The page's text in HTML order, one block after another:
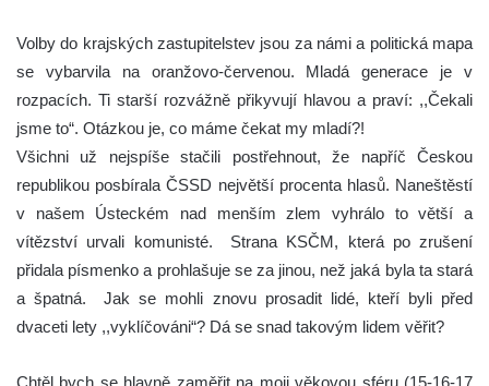
Volby do krajských zastupitelstev jsou za námi a politická mapa
se vybarvila na oranžovo-červenou. Mladá generace je v
rozpacích. Ti starší rozvážně přikyvují hlavou a praví: ,,Čekali
jsme to“. Otázkou je, co máme čekat my mladí?!
Všichni už nejspíše stačili postřehnout, že napříč Českou
republikou posbírala ČSSD největší procenta hlasů. Naneštěstí
v našem Ústeckém nad menším zlem vyhrálo to větší a
vítězství urvali komunisté. Strana KSČM, která po zrušení
přidala písmenko a prohlašuje se za jinou, než jaká byla ta stará
a špatná. Jak se mohli znovu prosadit lidé, kteří byli před
dvaceti lety ,,vyklíčováni“? Dá se snad takovým lidem věřit?
Chtěl bych se hlavně zaměřit na moji věkovou sféru (15-16-17